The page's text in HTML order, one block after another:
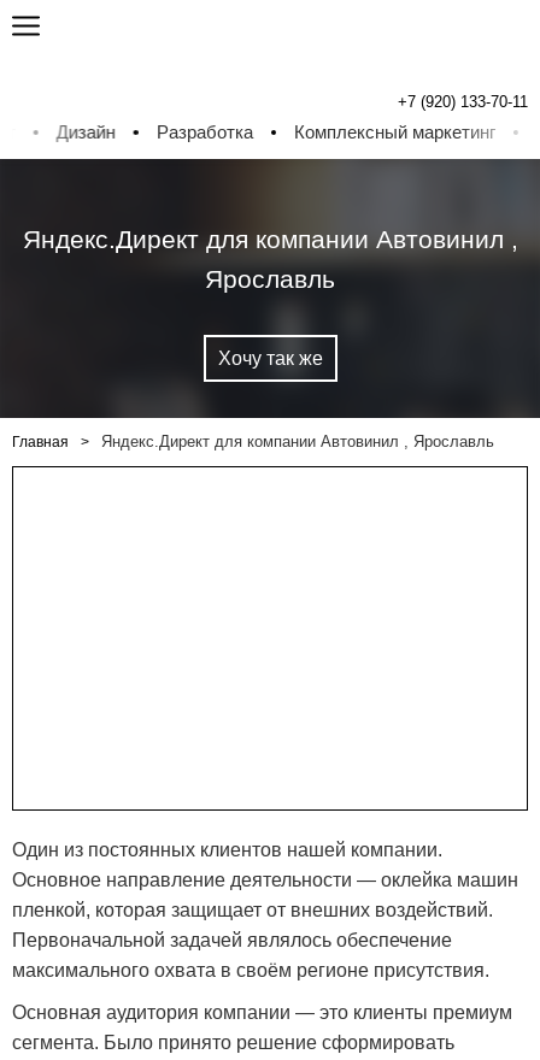
Яндекс.Директ для компании Автовинил ,
Ярославль
Хочу так же
+7 (920) 133-70-11
Дизайн Разработка Комплексный маркетинг
Главная Яндекс.Директ для компании Автовинил , Ярославль
Один из постоянных клиентов нашей компании.
Основное направление деятельности — оклейка машин
пленкой, которая защищает от внешних воздействий.
Первоначальной задачей являлось обеспечение
максимального охвата в своём регионе присутствия.
Основная аудитория компании — это клиенты премиум
сегмента. Было принято решение сформировать